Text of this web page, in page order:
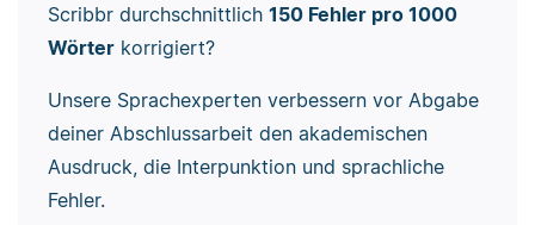
Scribbr durchschnittlich 150 Fehler pro 1000
Wörterkorrigiert?
Unsere Sprachexperten verbessern vor Abgabe
deiner Abschlussarbeit den akademischen
Ausdruck, die Interpunktion und sprachliche
Fehler.